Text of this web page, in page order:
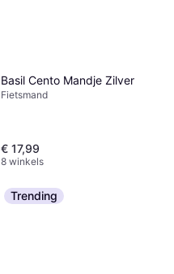
Basil Cento Mandje Zilver
Fietsmand
€ 17,99
8 winkels
Trending